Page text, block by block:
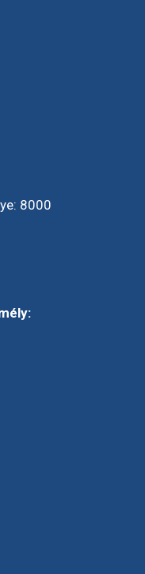
8000